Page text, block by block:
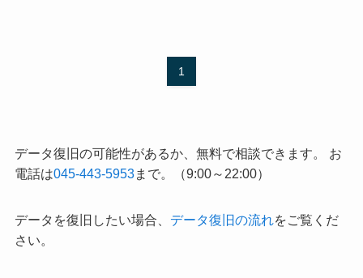
1
データ復旧の可能性があるか、無料で相談できます。 お
電話は045-443-5953まで。（9:00～22:00）
データを復旧したい場合、 データ復旧の流れをご覧くだ
さい。